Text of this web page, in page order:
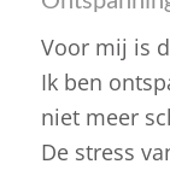
Voor mij is
Ik ben
niet meer
De stress